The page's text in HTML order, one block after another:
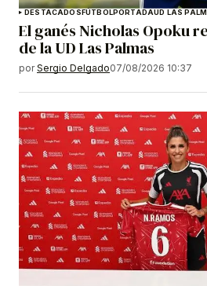
DESTACADOSFÚTBOLPORTADAUD LAS
El ganés Nicholas Opoku
de la UD Las Palmas
por Sergio Delgado07/08/2026 10:37